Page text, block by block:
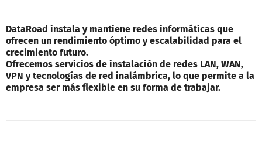
DataRoad instala y mantiene redes informáticas que
ofrecen un rendimiento óptimo y escalabilidad para el
crecimiento futuro.
Ofrecemos servicios de instalación de redes LAN, WAN,
VPN y tecnologías de red inalámbrica, lo que permite a la
empresa ser más flexible en su forma de trabajar.